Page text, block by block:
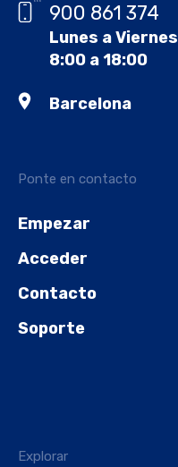
Ponte en contacto
Empezar
Acceder
Contacto
Soporte
Explorar
900 861 374
Lunes a Viernes
8:00 a 18:00
Barcelona